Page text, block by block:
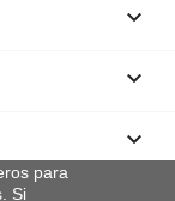



para
Si